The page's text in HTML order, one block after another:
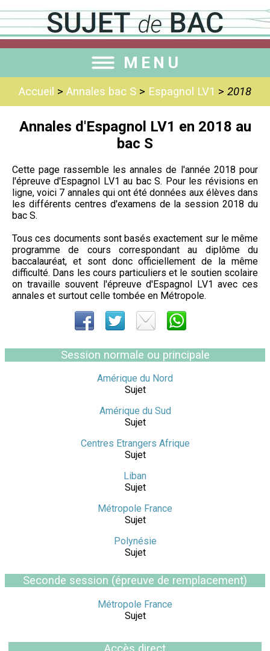
MENU
Accueil > Annales bac S > Espagnol LV1 > 2018
Annales d'Espagnol LV1 en 2018 au
bac S
Cette page rassemble les annales de l'année 2018 pour
l'épreuve d'Espagnol LV1 au bac S. Pour les révisions en
ligne, voici 7 annales qui ont été données aux élèves dans
les différents centres d'examens de la session 2018 du
bac S.
Tous ces documents sont basés exactement sur le même
programme de cours correspondant au diplôme du
baccalauréat, et sont donc officiellement de la même
difficulté. Dans les cours particuliers et le soutien scolaire
on travaille souvent l'épreuve d'Espagnol LV1 avec ces
annales et surtout celle tombée en Métropole.
Session normale ou principale
Amérique du Nord
Sujet
Amérique du Sud
Sujet
Centres Etrangers Afrique
Sujet
Liban
Sujet
Métropole France
Sujet
Polynésie
Sujet
Seconde session (épreuve de remplacement)
Métropole France
Sujet